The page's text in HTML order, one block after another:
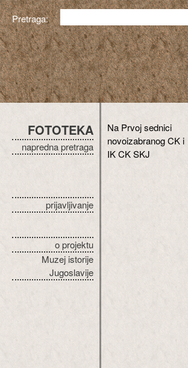
Pretraga:
FOTOTEKA
napredna pretraga
prijavljivanje
o projektu
Muzej istorije
Jugoslavije
Na Prvoj sednici
novoizabranog CK i
IK CK SKJ